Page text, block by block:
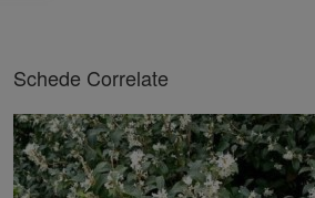
Schede Correlate